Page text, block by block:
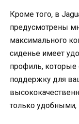
Кроме того, в
предусмотрены
максимального
сиденье имеет
профиль,
поддержку для
только удобными,